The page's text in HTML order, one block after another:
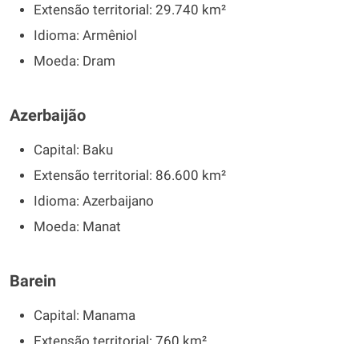
Extensão territorial: 29.740 km²
Idioma: Armêniol
Moeda: Dram
Azerbaijão
Capital: Baku
Extensão territorial: 86.600 km²
Idioma: Azerbaijano
Moeda: Manat
Barein
Capital: Manama